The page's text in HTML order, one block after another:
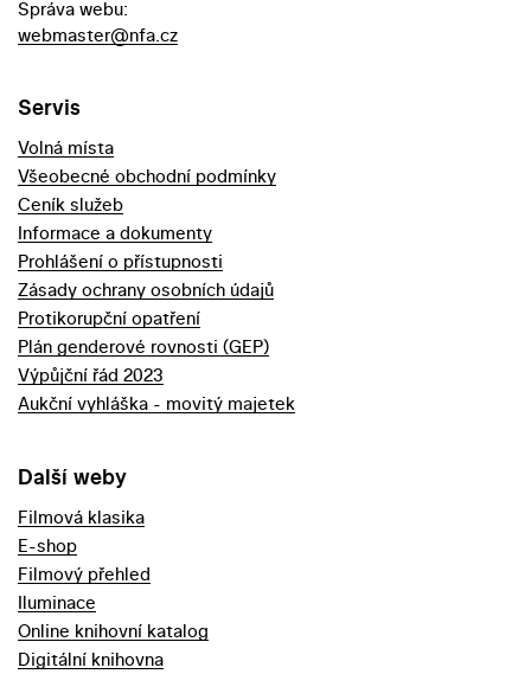
Správa webu:
webmaster@nfa.cz
Servis
Volná místa
Všeobecné obchodní podmínky
Ceník služeb
Informace a dokumenty
Prohlášení o přístupnosti
Zásady ochrany osobních údajů
Protikorupční opatření
Plán genderové rovnosti (GEP)
Výpůjční řád 2023
Aukční vyhláška - movitý majetek
Další weby
Filmová klasika
E-shop
Filmový přehled
Iluminace
Online knihovní katalog
Digitální knihovna